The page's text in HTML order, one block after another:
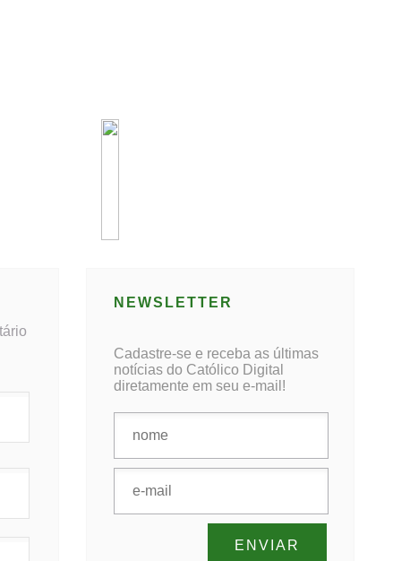
NEWSLETTER
Cadastre-se e receba as últimas
notícias do Católico Digital
diretamente em seu e-mail!